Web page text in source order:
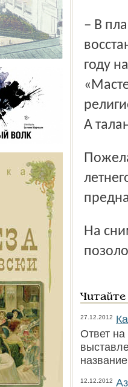
– В планах написание иконы в поминовение жертв
году
А
Пожелаем Николаю Ивановичу Балмасову в день его 50-
На снимках: складень нательный; серебряная чашка с
27.12.2012
Ответ
12.12.2012